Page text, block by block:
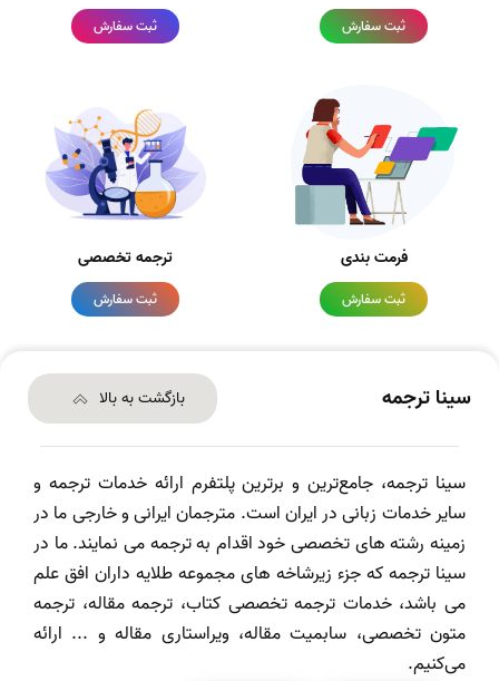
ثبت سفارش ثبت سفارش
فرمت بندی
ثبت سفارش
ترجمه تخصصی
ثبت سفارش
سینا ترجمه بازگشت به بالا
سینا ترجمه، جامع‌ترین و برترین پلتفرم ارائه خدمات ترجمه و
سایر خدمات زبانی در ایران است. مترجمان ایرانی و خارجی ما در
زمینه رشته های تخصصی خود اقدام به ترجمه می نمایند. ما در
سینا ترجمه که جزء زیرشاخه های مجموعه طلایه داران افق علم
می باشد، خدمات ترجمه تخصصی کتاب، ترجمه مقاله، ترجمه
متون تخصصی، سابمیت مقاله، ویراستاری مقاله و ... ارائه
می‌کنیم.